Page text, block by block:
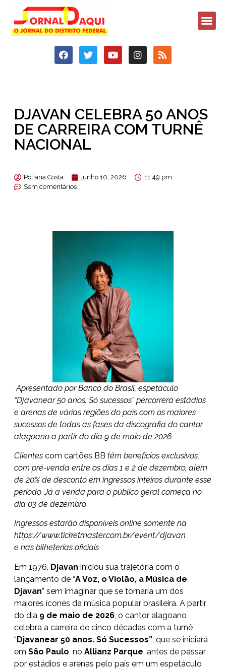
DJAVAN CELEBRA 50 ANOS
DE CARREIRA COM TURNÊ
NACIONAL
Poliana Costa junho 10, 2026
11:49 pm
Sem comentários
Apresentado por Banco do Brasil, espetáculo
“Djavanear 50 anos. Só sucessos” percorrerá estádios
e arenas de várias regiões do país com os maiores
sucessos de todas as fases da discografia do cantor
alagoano a partir do dia 9 de maio de 2026
Clientes com cartões BB têm benefícios exclusivos,
com pré-venda entre os dias 1 e 2 de dezembro, além
de 20% de desconto em ingressos inteiros durante esse
período. Já a venda para o público geral começa no
dia 03 de dezembro
Ingressos estarão disponíveis online somente na
https://www.ticketmaster.com.br/event/djavan
e nas bilheterias oficiais
Em 1976, Djavan iniciou sua trajetória com o
lançamento de “A Voz, o Violão, a Música de
Djavan” sem imaginar que se tornaria um dos
maiores ícones da música popular brasileira. A partir
do dia 9 de maio de 2026 , o cantor alagoano
celebra a carreira de cinco décadas com a turnê
“Djavanear 50 anos. Só Sucessos” , que se iniciará
em São Paulo , no Allianz Parque , antes de passar
por estádios e arenas pelo país em um espetáculo